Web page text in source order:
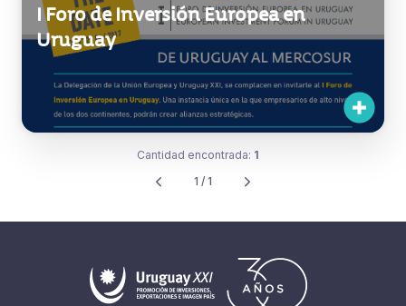
I Foro de Inversión Europea en
Uruguay
Cantidad encontrada: 1
1 / 1